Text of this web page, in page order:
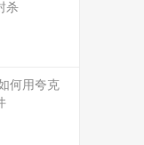
杀
何用夸克